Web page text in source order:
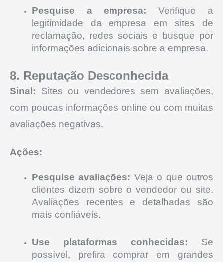
Pesquise a empresa: Verifique a
legitimidade da empresa em sites de
reclamação, redes sociais e busque por
informações adicionais sobre a empresa.
8. Reputação Desconhecida
Sinal: Sites ou vendedores sem avaliações,
com poucas informações online ou com muitas
avaliações negativas.
Ações:
Pesquise avaliações: Veja o que outros
clientes dizem sobre o vendedor ou site.
Avaliações recentes e detalhadas são
mais confiáveis.
Use plataformas conhecidas: Se
possível, prefira comprar em grandes